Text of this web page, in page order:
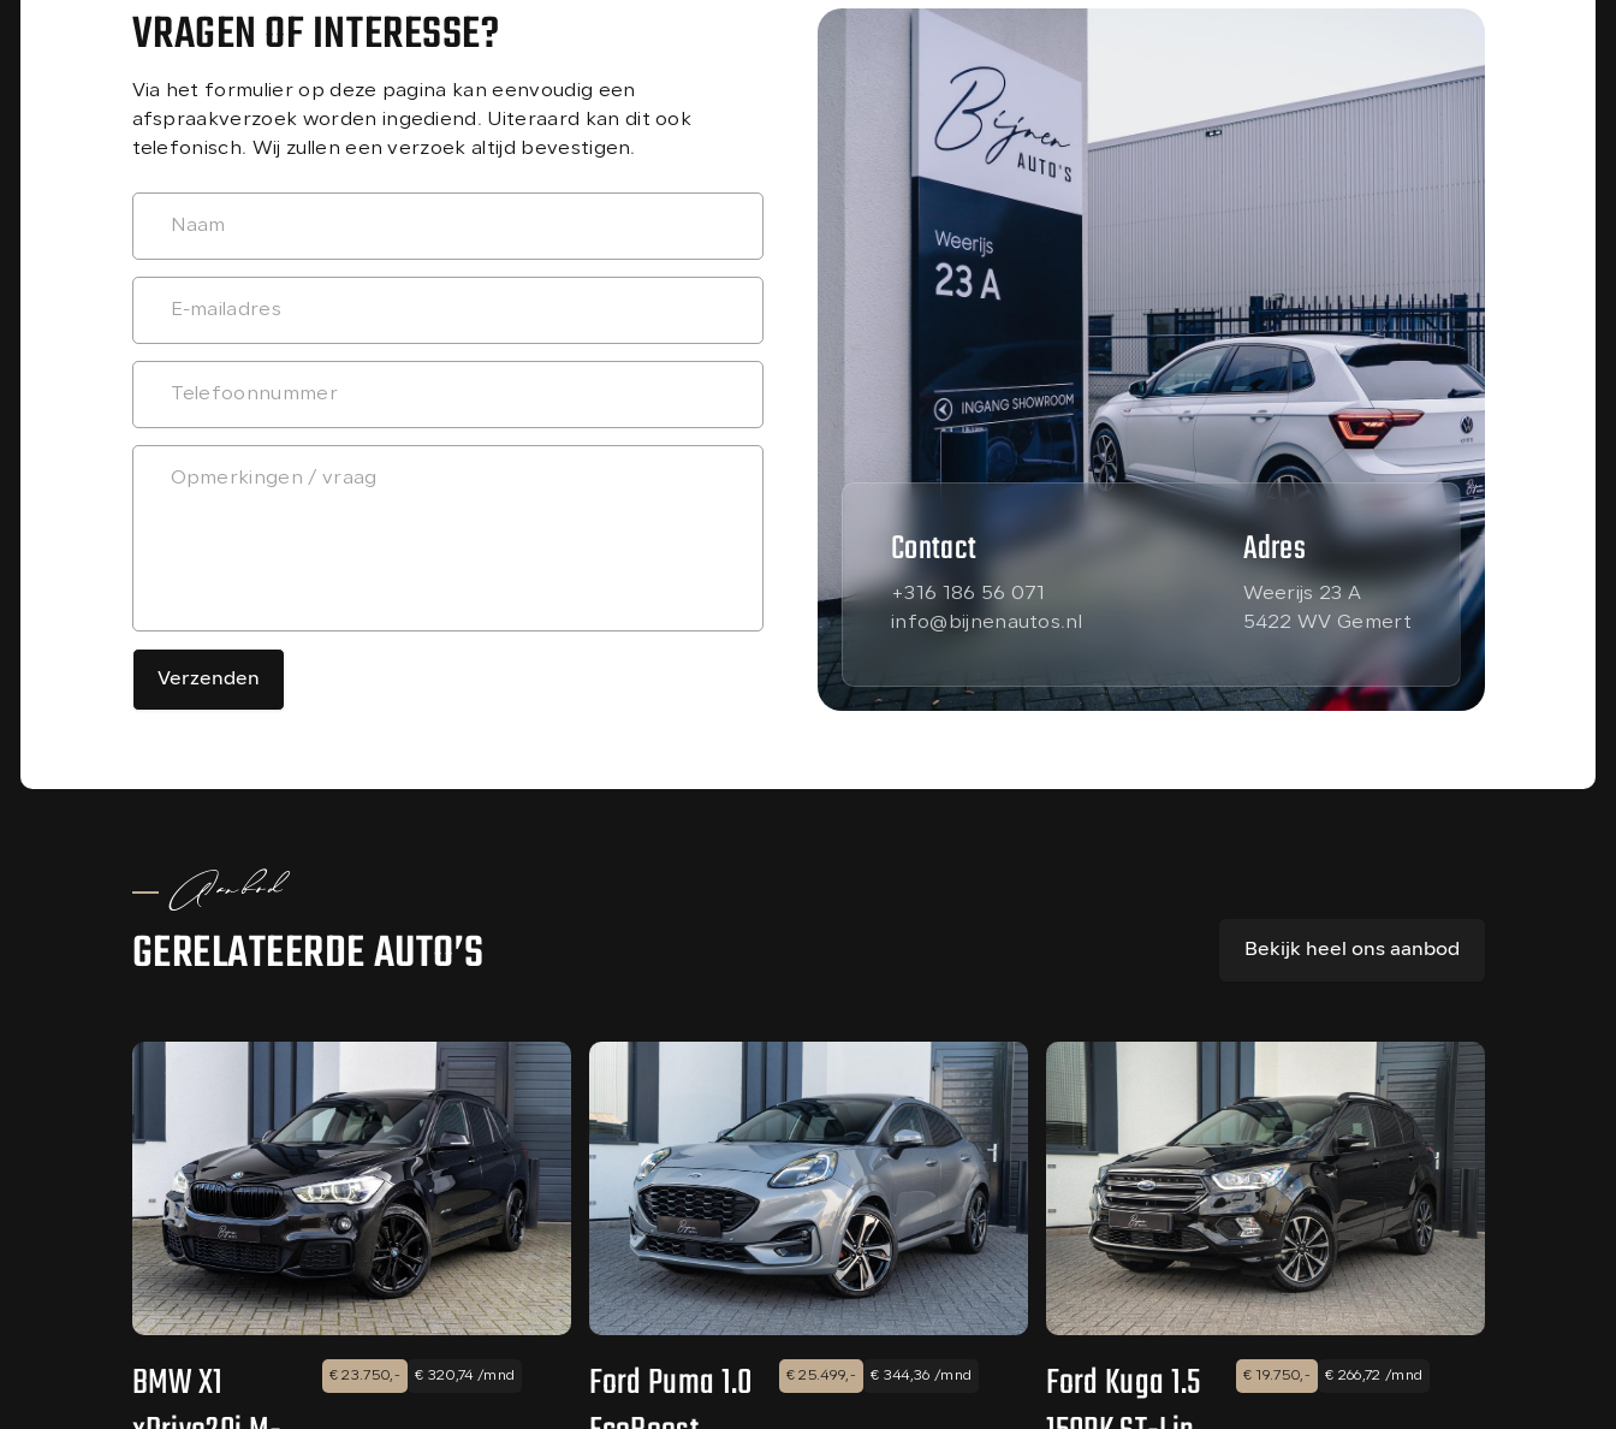
VRAGEN OF INTERESSE?
Via het formulier op deze pagina kan eenvoudig een
afspraakverzoek worden ingediend. Uiteraard kan dit ook
telefonisch. Wij zullen een verzoek altijd bevestigen.
Verzenden
Contact
+316 186 56 071
info@bijnenautos.nl
Adres
Weerijs 23 A
5422 WV Gemert
Aanbod
GERELATEERDE AUTO’S Bekijk heel ons aanbod
BMW X1
€ 23.750,- € 320,74 /mnd
Ford Puma 1.0
€ 25.499,- € 344,36 /mnd
Ford Kuga 1.5
€ 19.750,- € 266,72 /mnd